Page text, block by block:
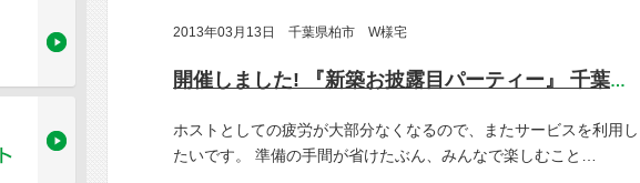
2013年03月13日 千葉県柏市 W様宅
開催しました! 『新築お披露目パーティー』 千葉県柏市 W様宅
ホストとしての疲労が大部分なくなるので、またサービスを利用し
たいです。
準備の手間が省けたぶん、みんなで楽しむこと…